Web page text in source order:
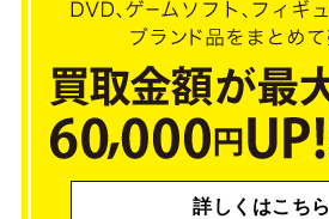
詳しくはこちら